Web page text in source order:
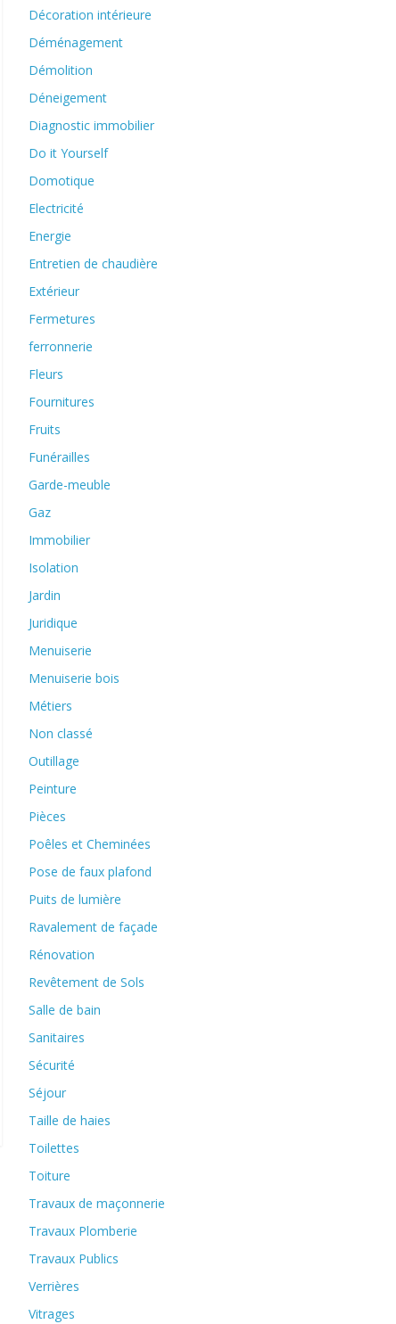
Décoration intérieure
Déménagement
Démolition
Déneigement
Diagnostic immobilier
Do it Yourself
Domotique
Electricité
Energie
Entretien de chaudière
Extérieur
Fermetures
ferronnerie
Fleurs
Fournitures
Fruits
Funérailles
Garde-meuble
Gaz
Immobilier
Isolation
Jardin
Juridique
Menuiserie
Menuiserie bois
Métiers
Non classé
Outillage
Peinture
Pièces
Poêles et Cheminées
Pose de faux plafond
Puits de lumière
Ravalement de façade
Rénovation
Revêtement de Sols
Salle de bain
Sanitaires
Sécurité
Séjour
Taille de haies
Toilettes
Toiture
Travaux de maçonnerie
Travaux Plomberie
Travaux Publics
Verrières
Vitrages